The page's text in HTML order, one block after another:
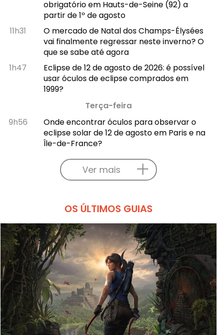
obrigatório em Hauts-de-Seine (92) a
partir de 1º de agosto
11h31
O mercado de Natal dos Champs-Élysées
vai finalmente regressar neste inverno? O
que se sabe até agora
1h47
Eclipse de 12 de agosto de 2026: é possível
usar óculos de eclipse comprados em
1999?
Terça-feira
9h56
Onde encontrar óculos para observar o
eclipse solar de 12 de agosto em Paris e na
Île-de-France?
Ver mais
OS ÚLTIMOS GUIAS